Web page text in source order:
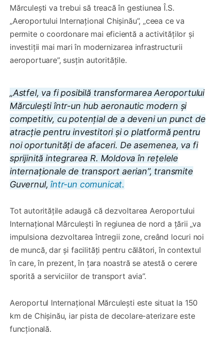
Mărculești va trebui să treacă în gestiunea Î.S.
„Aeroportului Internațional Chișinău”, „ceea ce va
permite o coordonare mai eficientă a activităților și
investiții mai mari în modernizarea infrastructurii
aeroportuare”, susțin autoritățile.
„Astfel, va fi posibilă transformarea Aeroportului
Mărculești într-un hub aeronautic modern și
competitiv, cu potențial de a deveni un punct de
atracție pentru investitori și o platformă pentru
noi oportunități de afaceri. De asemenea, va fi
sprijinită integrarea R. Moldova în rețelele
internaționale de transport aerian”, transmite
Guvernul,într-un comunicat.
Tot autoritățile adaugă că dezvoltarea Aeroportului
Internațional Mărculești în regiunea de nord a țării „va
impulsiona dezvoltarea întregii zone, creând locuri noi
de muncă, dar și facilități pentru călători, în contextul
în care, în prezent, în țara noastră se atestă o cerere
sporită a serviciilor de transport avia”.
Aeroportul Internațional Mărculești este situat la 150
km de Chișinău, iar pista de decolare-aterizare este
funcțională.